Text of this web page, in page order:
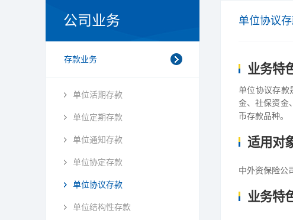
公司业务
存款业务
单位活期存款
单位定期存款
单位通知存款
单位协定存款
单位协议存款
单位结构性存款
单位协议
业务特
单位协议存款
金、社保资金
币存款品种。
适用对
中外资保险公
业务特